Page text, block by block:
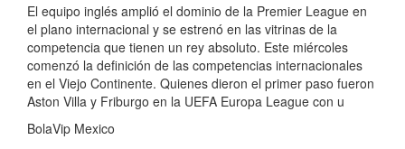
El equipo inglés amplió el dominio de la Premier League en
el plano internacional y se estrenó en las vitrinas de la
competencia que tienen un rey absoluto. Este miércoles
comenzó la definición de las competencias internacionales
en el Viejo Continente. Quienes dieron el primer paso fueron
Aston Villa y Friburgo en la UEFA Europa League con u
BolaVip Mexico